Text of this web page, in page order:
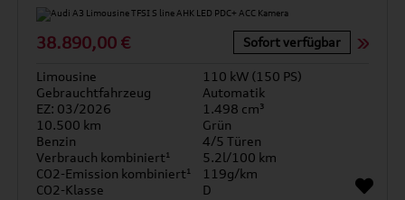
38.890,00 € Sofort verfügbar
Limousine
110 kW (150 PS)
Gebrauchtfahrzeug
Automatik
EZ: 03/2026
1.498 cm³
10.500 km
Grün
Benzin
4/5 Türen
Verbrauch kombiniert¹
5.2l/100 km
CO2-Emission kombiniert¹
119g/km
CO2-Klasse
D